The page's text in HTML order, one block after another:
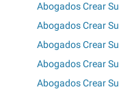
Abogados Crear
Abogados Crear
Abogados Crear
Abogados Crear
Abogados Crear